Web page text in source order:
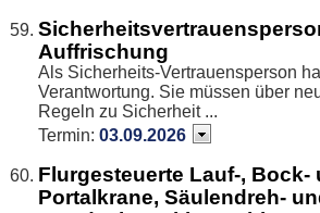
Auffrischung
Als Sicherheits-Vertrauensperson
Verantwortung. Sie müssen über
Regeln zu Sicherheit ...
Termin: 03.09.2026
Flurgesteuerte Lauf-, Bock-
Portalkrane, Säulendreh-